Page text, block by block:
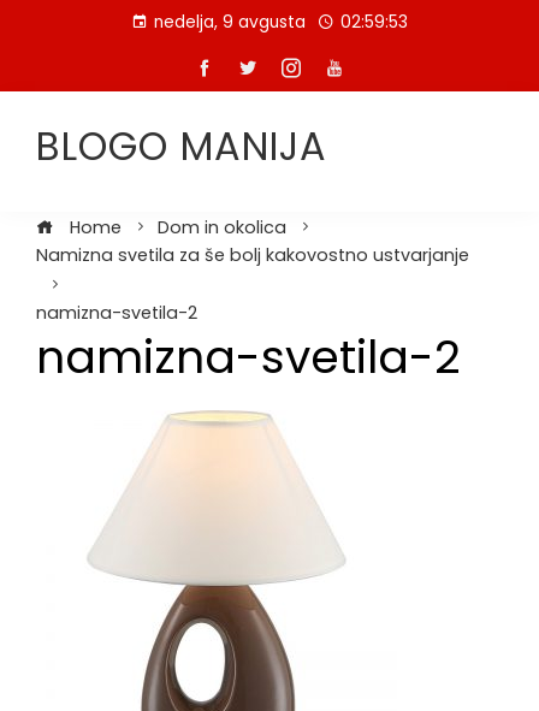
nedelja, 9 avgusta 02:59:54
BLOGO MANIJA
Home
Dom in okolica
Namizna svetila za še bolj kakovostno ustvarjanje
namizna-svetila-2
namizna-svetila-2